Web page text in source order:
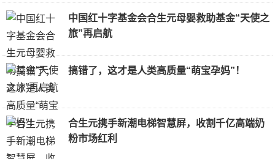
中国红十字基金会合生元母婴救助基金“天使之
旅”再启航
搞错了，这才是人类高质量“萌宝孕妈”！
合生元携手新潮电梯智慧屏，收割千亿高端奶
粉市场红利